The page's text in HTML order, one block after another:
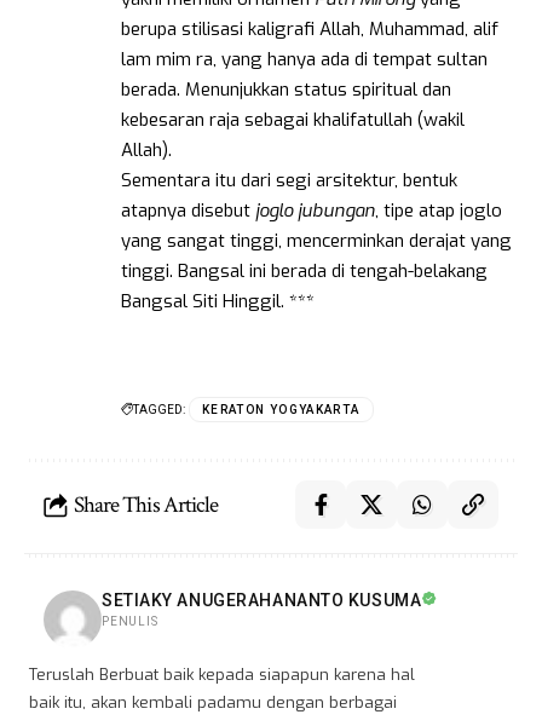
berupa stilisasi kaligrafi Allah, Muhammad, alif
lam mim ra, yang hanya ada di tempat sultan
berada. Menunjukkan status spiritual dan
kebesaran raja sebagai khalifatullah (wakil
Allah).
Sementara itu dari segi arsitektur, bentuk
atapnya disebut joglo jubungan, tipe atap joglo
yang sangat tinggi, mencerminkan derajat yang
tinggi. Bangsal ini berada di tengah-belakang
Bangsal Siti Hinggil. ***
TAGGED: KERATON YOGYAKARTA
Share This Article
SETIAKY ANUGERAHANANTO KUSUMA
PENULIS
Teruslah Berbuat baik kepada siapapun karena hal
baik itu, akan kembali padamu dengan berbagai